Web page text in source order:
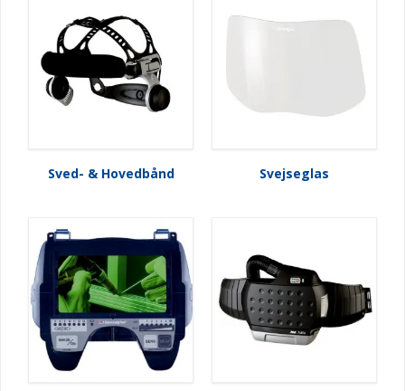
Sved- & Hovedbånd Svejseglas